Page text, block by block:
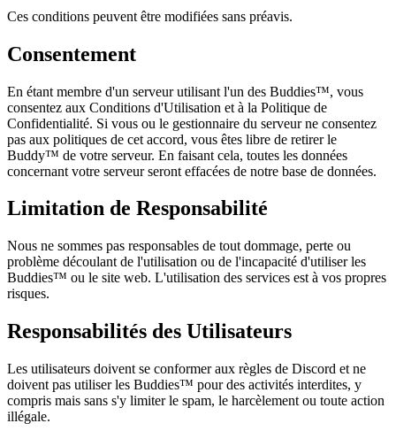
Ces conditions peuvent être modifiées sans préavis.
Consentement
En étant membre d'un serveur utilisant l'un des Buddies™, vous
consentez aux Conditions d'Utilisation et à la Politique de
Confidentialité. Si vous ou le gestionnaire du serveur ne consentez
pas aux politiques de cet accord, vous êtes libre de retirer le
Buddy™ de votre serveur. En faisant cela, toutes les données
concernant votre serveur seront effacées de notre base de données.
Limitation de Responsabilité
Nous ne sommes pas responsables de tout dommage, perte ou
problème découlant de l'utilisation ou de l'incapacité d'utiliser les
Buddies™ ou le site web. L'utilisation des services est à vos propres
risques.
Responsabilités des Utilisateurs
Les utilisateurs doivent se conformer aux règles de Discord et ne
doivent pas utiliser les Buddies™ pour des activités interdites, y
compris mais sans s'y limiter le spam, le harcèlement ou toute action
illégale.